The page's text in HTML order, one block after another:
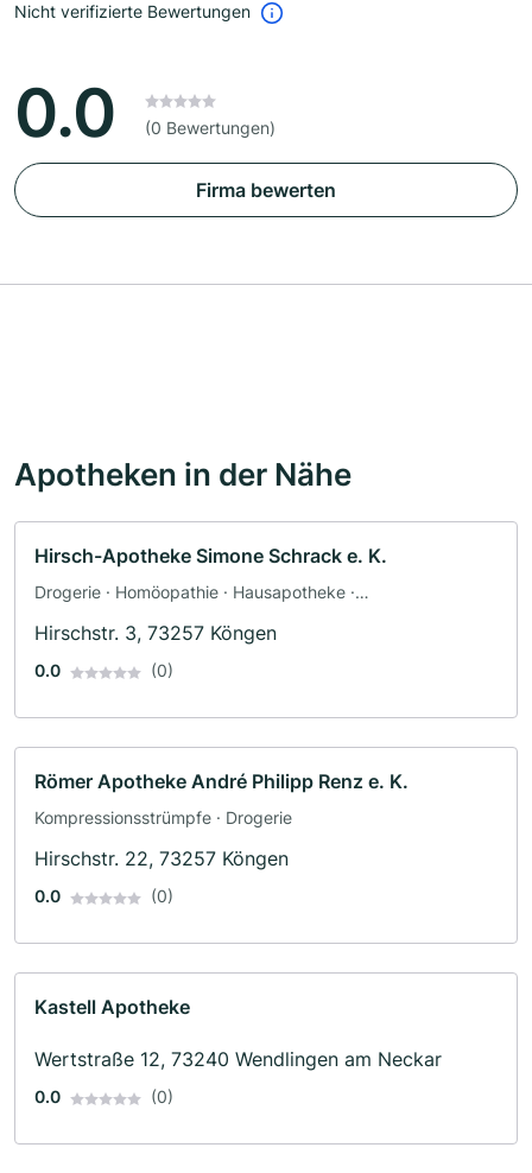
Nicht verifizierte Bewertungen
0.0 (0 Bewertungen)
Firma bewerten
Apotheken in der Nähe
Hirsch-Apotheke Simone Schrack e. K.
Drogerie · Homöopathie · Hausapotheke ·
Hirschstr. 3, 73257 Köngen
0.0 (0)
Römer Apotheke André Philipp Renz e. K.
Kompressionsstrümpfe · Drogerie
Hirschstr. 22, 73257 Köngen
0.0 (0)
Kastell Apotheke
Wertstraße 12, 73240 Wendlingen am Neckar
0.0 (0)